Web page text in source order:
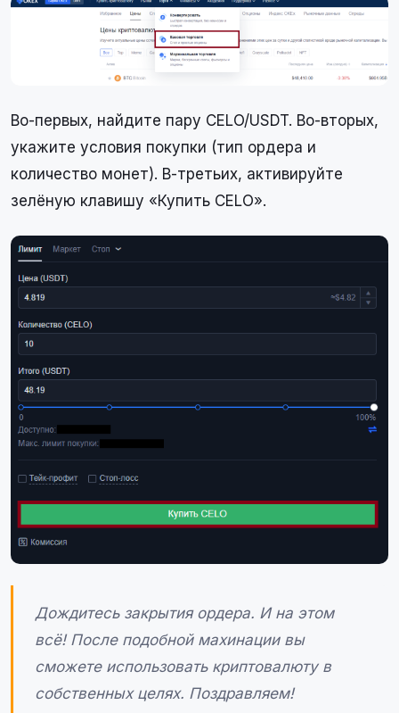
Во-первых, найдите пару CELO/USDT. Во-вторых,
укажите условия покупки (тип ордера и
количество монет). В-третьих, активируйте
зелёную клавишу «Купить CELO».
Дождитесь закрытия ордера. И на этом
всё! После подобной махинации вы
сможете использовать криптовалюту в
собственных целях. Поздравляем!